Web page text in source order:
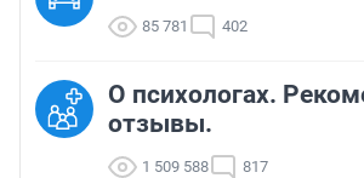
85 781 402
О психологах.
отзывы.
1 509 588 817